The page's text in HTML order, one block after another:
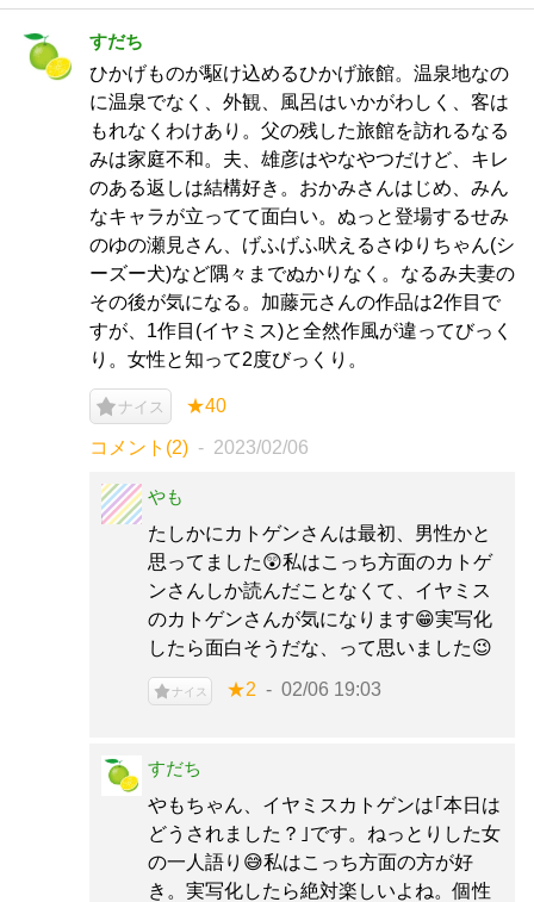
すだち
ひかげものが駆け込めるひかげ旅館。温泉地なの
に温泉でなく、外観、風呂はいかがわしく、客は
もれなくわけあり。父の残した旅館を訪れるなる
みは家庭不和。夫、雄彦はやなやつだけど、キレ
のある返しは結構好き。おかみさんはじめ、みん
なキャラが立ってて面白い。ぬっと登場するせみ
のゆの瀬見さん、げふげふ吠えるさゆりちゃん(シ
ーズー犬)など隅々までぬかりなく。なるみ夫妻の
その後が気になる。加藤元さんの作品は2作目で
すが、1作目(イヤミス)と全然作風が違ってびっく
り。女性と知って2度びっくり。
ナイス ★40
コメント(2) 2023/02/06
やも
たしかにカトゲンさんは最初、男性かと
思ってました😲私はこっち方面のカトゲ
ンさんしか読んだことなくて、イヤミス
のカトゲンさんが気になります😁実写化
したら面白そうだな、って思いました😉
ナイス ★2 02/06 19:03
すだち
やもちゃん、イヤミスカトゲンは｢本日は
どうされました？｣です。ねっとりした女
の一人語り😅私はこっち方面の方が好
き。実写化したら絶対楽しいよね。個性